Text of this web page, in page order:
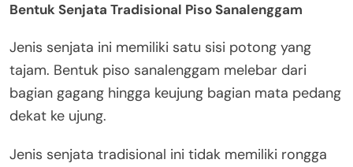
Bentuk Senjata Tradisional Piso Sanalenggam
Jenis senjata ini memiliki satu sisi potong yang
tajam. Bentuk piso sanalenggam melebar dari
bagian gagang hingga keujung bagian mata pedang
dekat ke ujung.
Jenis senjata tradisional ini tidak memiliki rongga